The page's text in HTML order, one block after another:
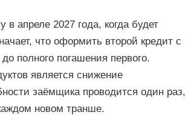
апреле 2027 года, когда будет
что оформить второй кредит с
полного погашения первого.
является снижение
заёмщика проводится один раз,
новом транше.